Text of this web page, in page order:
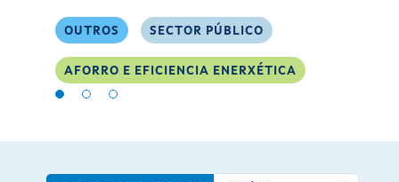
OUTROS SECTOR PÚBLICO
AFORRO E EFICIENCIA ENERXÉTICA